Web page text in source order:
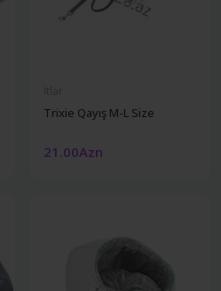
Trixie Qayış M-L Size
21.00Azn